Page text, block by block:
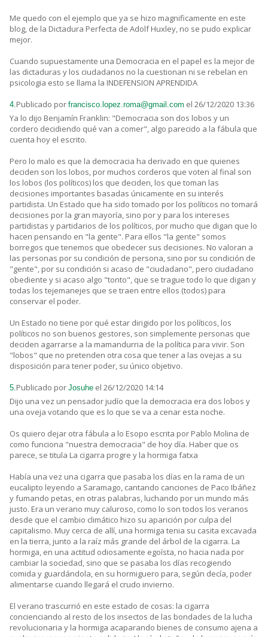
Me quedo con el ejemplo que ya se hizo magnificamente en este
blog, de la Dictadura Perfecta de Adolf Huxley, no se pudo explicar
mejor.
Cuando supuestamente una Democracia en el papel es la mejor de
las dictaduras y los ciudadanos no la cuestionan ni se rebelan en
psicologia esto se llama la INDEFENSION APRENDIDA
4.Publicado por francisco.lopez.roma@gmail.com el 26/12/2020 13:36
Ya lo dijo Benjamín Franklin: "Democracia son dos lobos y un
cordero decidiendo qué van a comer", algo parecido a la fábula que
cuenta hoy el escrito.
Pero lo malo es que la democracia ha derivado en que quienes
deciden son los lobos, por muchos corderos que voten al final son
los lobos (los políticos) los que deciden, los que toman las
decisiones importantes basadas únicamente en su interés
partidista. Un Estado que ha sido tomado por los políticos no tomará
decisiones por la gran mayoría, sino por y para los intereses
partidistas y partidarios de los políticos, por mucho que digan que lo
hacen pensando en "la gente". Para ellos "la gente" somos
borregos que tenemos que obedecer sus decisiones. No valoran a
las personas por su condición de persona, sino por su condición de
"gente", por su condición si acaso de "ciudadano", pero ciudadano
obediente y si acaso algo "tonto", que se trague todo lo que digan y
todas los tejemanejes que se traen entre ellos (todos) para
conservar el poder.
Un Estado no tiene por qué estar dirigido por los políticos, los
políticos no son buenos gestores, son simplemente personas que
deciden agarrarse a la mamandurria de la política para vivir. Son
"lobos" que no pretenden otra cosa que tener a las ovejas a su
disposición para tener poder, su único objetivo.
5.Publicado por Josuhe el 26/12/2020 14:14
Dijo una vez un pensador judío que la democracia era dos lobos y
una oveja votando que es lo que se va a cenar esta noche.
Os quiero dejar otra fábula a lo Esopo escrita por Pablo Molina de
como funciona "nuestra democracia" de hoy día. Haber que os
parece, se titula La cigarra progre y la hormiga fatxa
Había una vez una cigarra que pasaba los días en la rama de un
eucalipto leyendo a Saramago, cantando canciones de Paco Ibáñez
y fumando petas, en otras palabras, luchando por un mundo más
justo. Era un verano muy caluroso, como lo son todos los veranos
desde que el cambio climático hizo su aparición por culpa del
capitalismo. Muy cerca de allí, una hormiga tenia su casita excavada
en la tierra, junto a la raíz más grande del árbol de la cigarra. La
hormiga, en una actitud odiosamente egoísta, no hacia nada por
cambiar la sociedad, sino que se pasaba los días recogiendo
comida y guardándola, en su hormiguero para, según decía, poder
alimentarse cuando llegará el crudo invierno.
El verano trascurrió en este estado de cosas: la cigarra
concienciando al resto de los insectos de las bondades de la lucha
revolucionaria y la hormiga acaparando bienes de consumo ajena a